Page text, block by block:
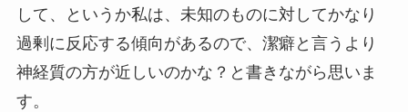
して、というか私は、未知のものに対してかなり
過剰に反応する傾向があるので、潔癖と言うより
神経質の方が近しいのかな？と書きながら思いま
す。